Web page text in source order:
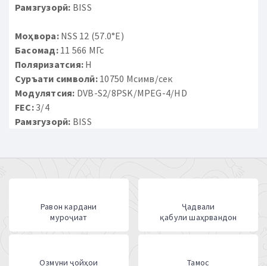
Рамзгузорӣ: BISS
Моҳвора:NSS 12 (57.0°E)
Басомад:11 566 МГс
Поляризатсия: H
Суръати символӣ:10750 Мсимв/сек
Модулятсия: DVB-S2/8PSK/MPEG-4/HD
FEC:3/4
Рамзгузорӣ: BISS
Равон кардани
муроҷиат
Ҷадвали
қабули шаҳрвандон
Озмуни ҷойҳои Тамос